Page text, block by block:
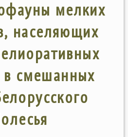
мелких
населяющих
в смешанных